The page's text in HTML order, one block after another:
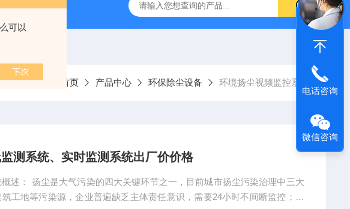
可以
2016标准普通混凝土泌水率试验容量筒试验方法 生石灰浆渣测定仪
当前位置： 首页 产品中心 环保除尘设备 环境扬尘视频监控系统
测系统、实时监测系统出厂价价格
市扬尘污染治理中三大
工地等污染源，企业普遍缺乏主体责任意识，需要24小时不间断监控；二
电话咨询
微信咨询